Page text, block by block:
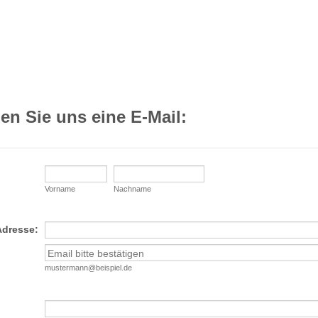
Sie uns eine E-Mail:
Vorname Nachname
mustermann@beispiel.de